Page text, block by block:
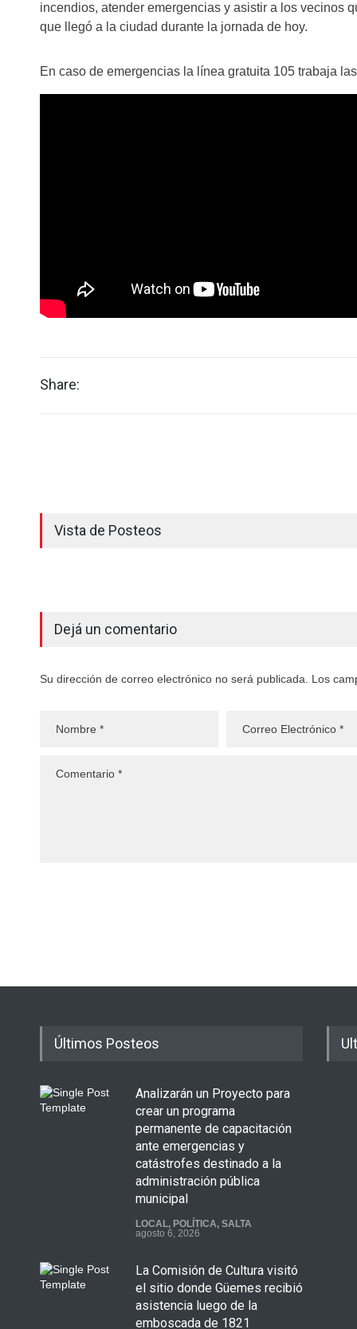
incendios, atender emergencias y asistir a los vecinos
que llegó a la ciudad durante la jornada de hoy.
En caso de emergencias la línea gratuita 105 trabaja
Share:
Vista de Posteos
Dejá un comentario
Su dirección de correo electrónico no será publicada. Los
Últimos Posteos
Analizarán un Proyecto para
crear un programa
permanente de capacitación
ante emergencias y
catástrofes destinado a la
administración pública
municipal
LOCAL, POLÍTICA, SALTA
agosto 6, 2026
La Comisión de Cultura visitó
el sitio donde Güemes recibió
asistencia luego de la
emboscada de 1821